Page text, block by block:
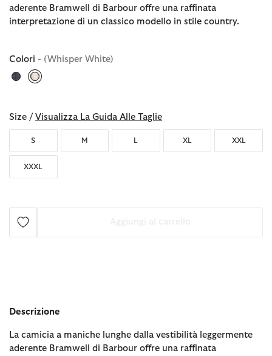
aderente Bramwell di Barbour offre una raffinata
interpretazione di un classico modello in stile country.
Colori - (Whisper White)
Size / Visualizza La Guida Alle Taglie
S M L XL XXL
XXXL
Descrizione
La camicia a maniche lunghe dalla vestibilità leggermente
aderente Bramwell di Barbour offre una raffinata